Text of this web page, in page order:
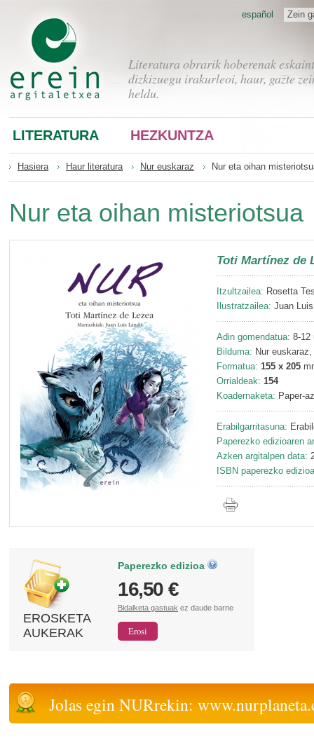
Literatura obrarik hoberenak
dizkizuegu irakurleoi, haur, gazte
heldu.
Zein
español
LITERATURA HEZKUNTZA
Hasiera Haur literatura Nur euskaraz Nur eta oihan
Nur eta oihan misteriotsua
Toti Martínez de
Itzultzailea: Rosetta
Ilustratzailea: Juan
Adin gomendatua: 8-12
Bilduma: Nur euskaraz,
Formatua: 155 x 205
Orrialdeak: 154
Koadernaketa: Paper-
Erabilgarritasuna:
Paperezko edizioaren
Azken argitalpen data:
ISBN paperezko
EROSKETA
AUKERAK
Paperezko edizioa
16,50 €
Bidalketa gastuak ez daude barne
Jolas egin NURrekin: